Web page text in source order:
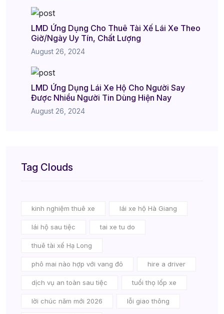
LMD Ứng Dụng Cho Thuê Tài Xế Lái Xe Theo
Giờ/Ngày Uy Tín, Chất Lượng
August 26, 2024
LMD Ứng Dụng Lái Xe Hộ Cho Người Say
Được Nhiều Người Tin Dùng Hiện Nay
August 26, 2024
Tag Clouds
kinh nghiệm thuê xe lái xe hộ Hà Giang
lái hộ sau tiệc tai xe tu do
thuê tài xế Hạ Long
phô mai nào hợp với vang đỏ hire a driver
dịch vụ an toàn sau tiệc tuổi thọ lốp xe
lời chúc năm mới 2026 lỗi giao thông